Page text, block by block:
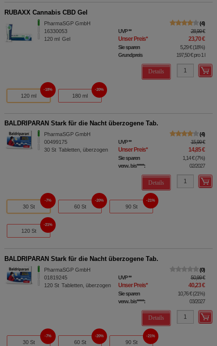
RUBAXX Cannabis CBD Gel
PharmaSGP GmbH
16330053
120 ml Gel
4
UVP** 28,99 €
Unser Preis* 23,70 €
Sie sparen 5,29 €(18%)
Grundpreis
197,50 €pro 1 l
Details
120 ml
18%
180 ml
20%
BALDRIPARAN Stark für die Nacht überzogene Tab.
PharmaSGP GmbH
00499175
30 St Tabletten, überzogen
4
UVP** 15,99 €
Unser Preis* 14,85 €
Sie sparen 1,14 €(7%)
verw. bis*****:
02/2027
Details
30 St
7%
60 St
20%
90 St
21%
120 St
21%
BALDRIPARAN Stark für die Nacht überzogene Tab.
PharmaSGP GmbH
01819245
120 St Tabletten, überzogen
0
UVP** 50,99 €
Unser Preis* 40,23 €
Sie sparen 10,76 €(21%)
verw. bis*****:
03/2027
Details
30 St
7%
60 St
20%
90 St
21%